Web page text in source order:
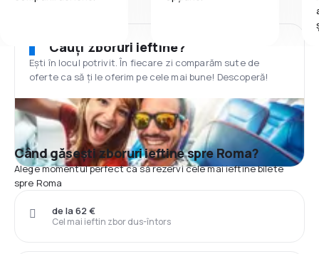
Cauți zboruri ieftine?
Ești în locul potrivit. În fiecare zi comparăm sute de
oferte ca să ți le oferim pe cele mai bune! Descoperă!
Când găsești zboruri ieftine spre Roma?
Alege momentul perfect ca să rezervi cele mai ieftine bilete
spre Roma
Cel mai ieftin zbor dus-întors
de la 62 €